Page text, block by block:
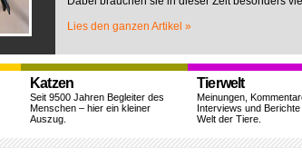
Lies den ganzen Artikel »
Katzen
Seit 9500 Jahren Begleiter des
Menschen – hier ein kleiner
Auszug.
Tierwelt
Meinungen,
Interviews und
Welt der Tiere.